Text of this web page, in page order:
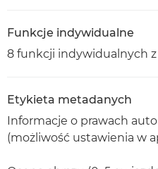
Funkcje indywidualne
8 funkcji indywidualnych
Etykieta metadanych
Informacje o prawach
(możliwość ustawienia w